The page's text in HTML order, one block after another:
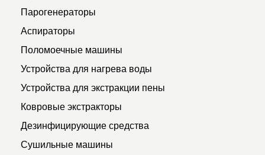
Парогенераторы
Аспираторы
Поломоечные машины
Устройства для нагрева воды
Устройства для экстракции пены
Ковровые экстракторы
Дезинфицирующие средства
Сушильные машины